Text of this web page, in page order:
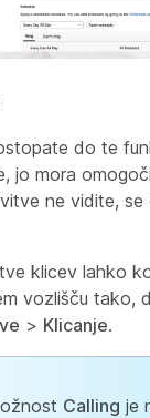
do te
jo mora
ne vidite, se
klicev lahko
vozlišču tako,
> Klicanje.
Calling je